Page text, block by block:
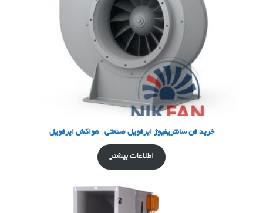
خرید فن سانتریفیوژ ایرفویل صنعتی | هواکش ایرفویل
اطلاعات بیشتر